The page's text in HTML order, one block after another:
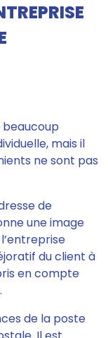
mais il
ne sont pas
de
une image
du client à
en compte
de la poste